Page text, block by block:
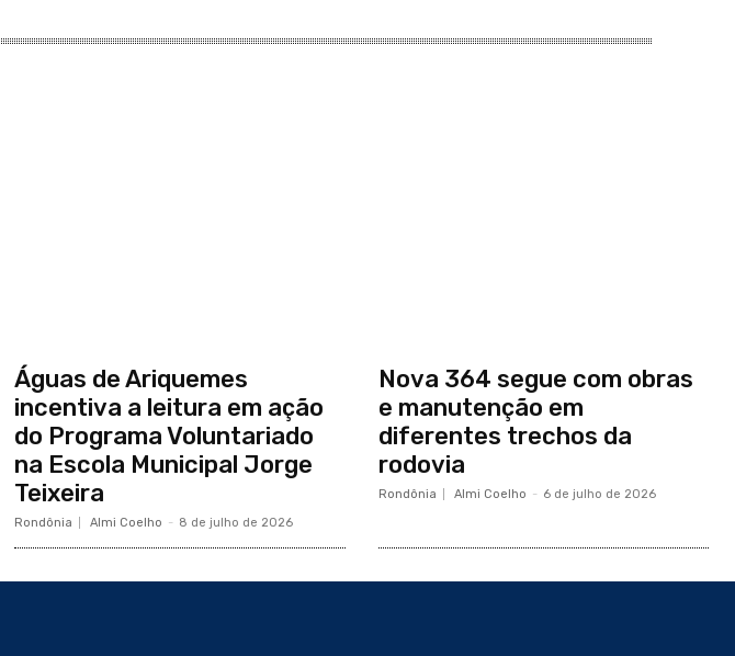
Águas de Ariquemes
incentiva a leitura em ação
do Programa Voluntariado
na Escola Municipal Jorge
Teixeira
Rondônia Almi Coelho - 8 de julho de 2026
Nova 364 segue com obras
e manutenção em
diferentes trechos da
rodovia
Rondônia Almi Coelho - 6 de julho de 2026